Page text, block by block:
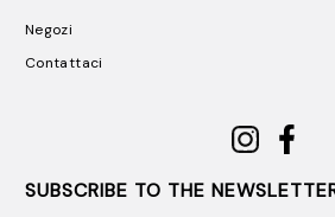
Negozi
Contattaci
SUBSCRIBE TO THE